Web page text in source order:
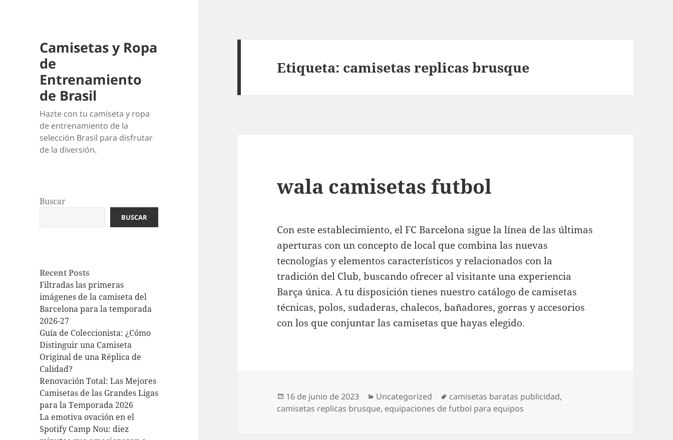
Camisetas y Ropa
de
Entrenamiento
de Brasil
Hazte con tu camiseta y ropa
de entrenamiento de la
selección Brasil para disfrutar
de la diversión.
Buscar
BUSCAR
Recent Posts
Filtradas las primeras
imágenes de la camiseta del
Barcelona para la temporada
2026-27
Guía de Coleccionista: ¿Cómo
Distinguir una Camiseta
Original de una Réplica de
Calidad?
Renovación Total: Las Mejores
Camisetas de las Grandes Ligas
para la Temporada 2026
La emotiva ovación en el
Spotify Camp Nou: diez
Etiqueta: camisetas replicas brusque
wala camisetas futbol
Con este establecimiento, el FC Barcelona sigue la línea de las últimas
aperturas con un concepto de local que combina las nuevas
tecnologías y elementos característicos y relacionados con la
tradición del Club, buscando ofrecer al visitante una experiencia
Barça única. A tu disposición tienes nuestro catálogo de camisetas
técnicas, polos, sudaderas, chalecos, bañadores, gorras y accesorios
con los que conjuntar las camisetas que hayas elegido.
Publicado
el
16 de junio de 2023 Categorías
Uncategorized Etiquetas
camisetas baratas publicidad,
camisetas replicas brusque, equipaciones de futbol para equipos